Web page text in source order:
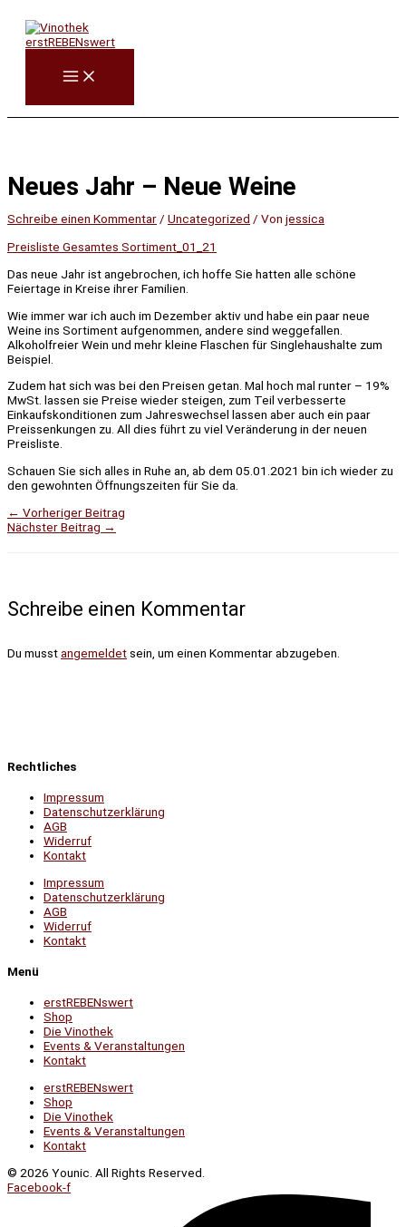
Inhalt
springen
Neues Jahr – Neue Weine
Schreibe einen Kommentar / Uncategorized / Von jessica
Preisliste Gesamtes Sortiment_01_21
Das neue Jahr ist angebrochen, ich hoffe Sie hatten alle schöne
Feiertage in Kreise ihrer Familien.
Wie immer war ich auch im Dezember aktiv und habe ein paar neue
Weine ins Sortiment aufgenommen, andere sind weggefallen.
Alkoholfreier Wein und mehr kleine Flaschen für Singlehaushalte zum
Beispiel.
Zudem hat sich was bei den Preisen getan. Mal hoch mal runter – 19%
MwSt. lassen sie Preise wieder steigen, zum Teil verbesserte
Einkaufskonditionen zum Jahreswechsel lassen aber auch ein paar
Preissenkungen zu. All dies führt zu viel Veränderung in der neuen
Preisliste.
Schauen Sie sich alles in Ruhe an, ab dem 05.01.2021 bin ich wieder zu
den gewohnten Öffnungszeiten für Sie da.
← Vorheriger Beitrag
Nächster Beitrag →
Schreibe einen Kommentar
Du musstangemeldet sein, um einen Kommentar abzugeben.
Rechtliches
Impressum
Datenschutzerklärung
AGB
Widerruf
Kontakt
Impressum
Datenschutzerklärung
AGB
Widerruf
Kontakt
Menü
erstREBENswert
Shop
Die Vinothek
Events & Veranstaltungen
Kontakt
erstREBENswert
Shop
Die Vinothek
Events & Veranstaltungen
Kontakt
© 2026 Younic. All Rights Reserved.
Facebook-f